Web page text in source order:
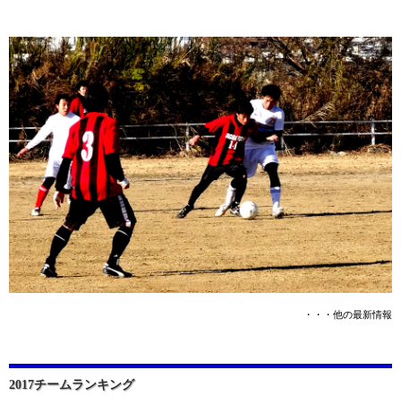
・・・他の最新情報
2017チームランキング